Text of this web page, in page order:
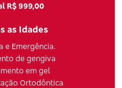
R$ 999,00
as Idades
e Emergência.
de gengiva
em gel
Ortodôntica